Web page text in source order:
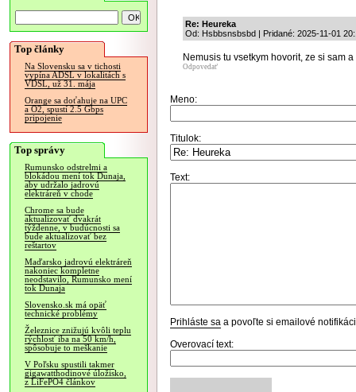
Top články
Na Slovensku sa v tichosti
vypína ADSL v lokalitách s
VDSL, už 31. mája
Orange sa doťahuje na UPC
a O2, spustí 2.5 Gbps
pripojenie
Top správy
Rumunsko odstrelmi a
blokádou mení tok Dunaja,
aby udržalo jadrovú
elektráreň v chode
Chrome sa bude
aktualizovať dvakrát
týždenne, v budúcnosti sa
bude aktualizovať bez
reštartov
Maďarsko jadrovú elektráreň
nakoniec kompletne
neodstavilo, Rumunsko mení
tok Dunaja
Slovensko.sk má opäť
technické problémy
Železnice znižujú kvôli teplu
rýchlosť iba na 50 km/h,
spôsobuje to meškanie
V Poľsku spustili takmer
gigawatthodinové úložisko,
z LiFePO4 článkov
Re: Heureka
Od: Hsbbsnsbsbd | Pridané: 2025-11-01
Nemusis tu vsetkym hovorit, ze si sam
Odpovedať
Meno:
Titulok:
Text:
Prihláste sa a povoľte si emailové
Overovací text: